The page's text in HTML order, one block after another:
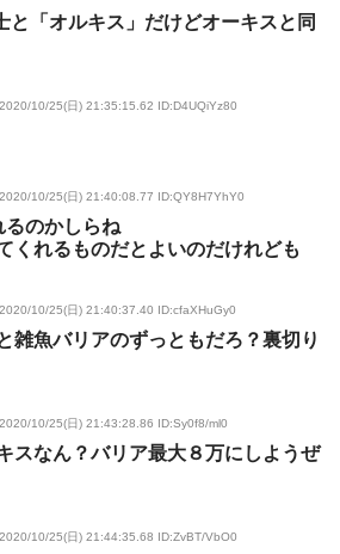
と「オルキス」だけどオーキスと同
2020/10/25(日) 21:35:15.62 ID:D4UQiYz80
2020/10/25(日) 21:40:08.77 ID:QY8H7YhY0
るのかしらね
くれるものだとよいのだけれども
2020/10/25(日) 21:40:37.40 ID:cfaXHuGy0
雑魚バリアのずっともだろ？裏切り
2020/10/25(日) 21:43:28.86 ID:Sy0f8/ml0
スなん？バリア最大８万にしようぜ
2020/10/25(日) 21:44:35.68 ID:ZvBT/VbO0